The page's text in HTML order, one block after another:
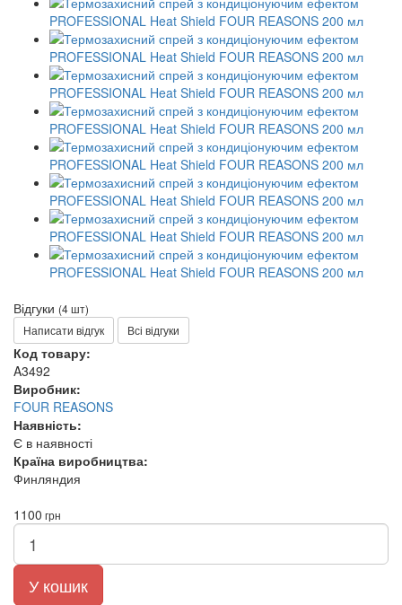
Відгуки (4 шт)
Написати відгук
Всі відгуки
Код товару:
A3492
Виробник:
FOUR REASONS
Наявність:
Є в наявності
Країна виробництва:
Финляндия
1100 грн
У кошик